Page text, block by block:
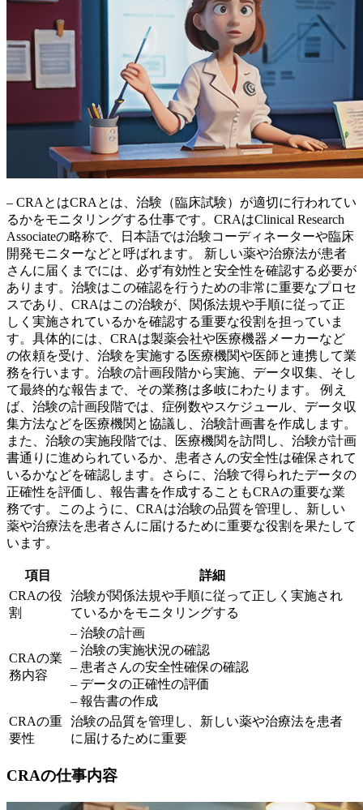
– CRAとはCRAとは、治験（臨床試験）が適切に行われてい
るかをモニタリングする仕事です。CRAはClinical Research
Associateの略称で、日本語では治験コーディネーターや臨床
開発モニターなどと呼ばれます。 新しい薬や治療法が患者
さんに届くまでには、必ず有効性と安全性を確認する必要が
あります。治験はこの確認を行うための非常に重要なプロセ
スであり、CRAはこの治験が、 関係法規や手順に従って正
しく実施されているかを確認する重要な役割を担っていま
す。具体的には、CRAは製薬会社や医療機器メーカーなど
の依頼を受け、治験を実施する医療機関や医師と連携して業
務を行います。治験の計画段階から実施、データ収集、そし
て最終的な報告まで、その業務は多岐にわたります。 例え
ば、治験の計画段階では、症例数やスケジュール、データ収
集方法などを医療機関と協議し、治験計画書を作成します。
また、治験の実施段階では、医療機関を訪問し、治験が計画
書通りに進められているか、患者さんの安全性は確保されて
いるかなどを確認します。さらに、治験で得られたデータの
正確性を評価し、報告書を作成することもCRAの重要な業
務です。このように、CRAは治験の品質を管理し、新しい
薬や治療法を患者さんに届けるために重要な役割を果たして
います。
項目
詳細
CRAの役
割
治験が関係法規や手順に従って正しく実施され
ているかをモニタリングする
CRAの業
務内容
– 治験の計画
– 治験の実施状況の確認
– 患者さんの安全性確保の確認
– データの正確性の評価
– 報告書の作成
CRAの重
要性
治験の品質を管理し、新しい薬や治療法を患者
に届けるために重要
CRAの仕事内容